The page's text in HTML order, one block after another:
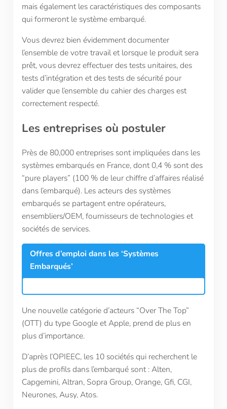
mais également les caractéristiques des composants
qui formeront le système embarqué.
Vous devrez bien évidemment documenter
l’ensemble de votre travail et lorsque le produit sera
prêt, vous devrez effectuer des tests unitaires, des
tests d’intégration et des tests de sécurité pour
valider que l’ensemble du cahier des charges est
correctement respecté.
Les entreprises où postuler
Près de 80,000 entreprises sont impliquées dans les
systèmes embarqués en France, dont 0,4 % sont des
“pure players” (100 % de leur chiffre d’affaires réalisé
dans l’embarqué). Les acteurs des systèmes
embarqués se partagent entre opérateurs,
ensembliers/OEM, fournisseurs de technologies et
sociétés de services.
Offres d’emploi dans les ‘Systèmes
Embarqués’
Une nouvelle catégorie d’acteurs “Over The Top”
(OTT) du type Google et Apple, prend de plus en
plus d’importance.
D’après l’OPIEEC, les 10 sociétés qui recherchent le
plus de profils dans l’embarqué sont : Alten,
Capgemini, Altran, Sopra Group, Orange, Gfi, CGI,
Neurones, Ausy, Atos.